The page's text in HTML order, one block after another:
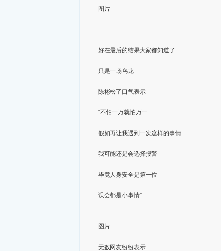
图片
好在最后的结果大家都知道了
只是一场乌龙
陈彬松了口气表示
“不怕一万就怕万一
假如再让我遇到一次这样的事情
我可能还是会选择报警
毕竟人身安全是第一位
误会都是小事情”
图片
无数网友纷纷表示